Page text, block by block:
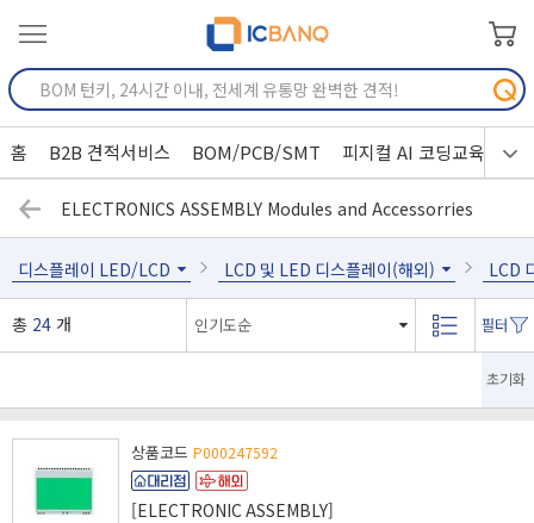
홈 B2B 견적서비스 BOM/PCB/SMT 피지컬 AI 코딩교육
ELECTRONICS ASSEMBLY Modules and Accessorries
디스플레이 LED/LCD LCD 및 LED 디스플레이(해외) LCD
총 24 개
초기화
상품코드 P000247592
[ELECTRONIC ASSEMBLY]